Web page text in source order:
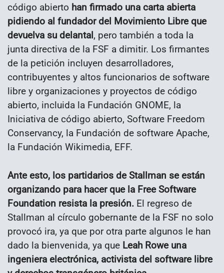
código abierto han firmado una carta abierta
pidiendo al fundador del Movimiento Libre que
devuelva su delantal, pero también a toda la
junta directiva de la FSF a dimitir. Los firmantes
de la petición incluyen desarrolladores,
contribuyentes y altos funcionarios de software
libre y organizaciones y proyectos de código
abierto, incluida la Fundación GNOME, la
Iniciativa de código abierto, Software Freedom
Conservancy, la Fundación de software Apache,
la Fundación Wikimedia, EFF.
Ante esto, los partidarios de Stallman se están
organizando para hacer que la Free Software
Foundation resista la presión. El regreso de
Stallman al círculo gobernante de la FSF no solo
provocó ira, ya que por otra parte algunos le han
dado la bienvenida, ya que Leah Rowe una
ingeniera electrónica, activista del software libre